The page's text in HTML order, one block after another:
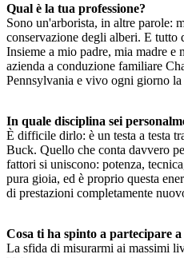
Qual è la tua professione?
Sono un'arborista, in altre parole:
conservazione degli alberi. E tutto
Insieme a mio padre, mia madre e
azienda a conduzione familiare
Pennsylvania e vivo ogni giorno la
In quale disciplina sei
È difficile dirlo: è un testa a testa
Buck. Quello che conta davvero
fattori si uniscono: potenza,
pura gioia, ed è proprio questa
di prestazioni completamente
Cosa ti ha spinto a partecipare
La sfida di misurarmi ai massimi